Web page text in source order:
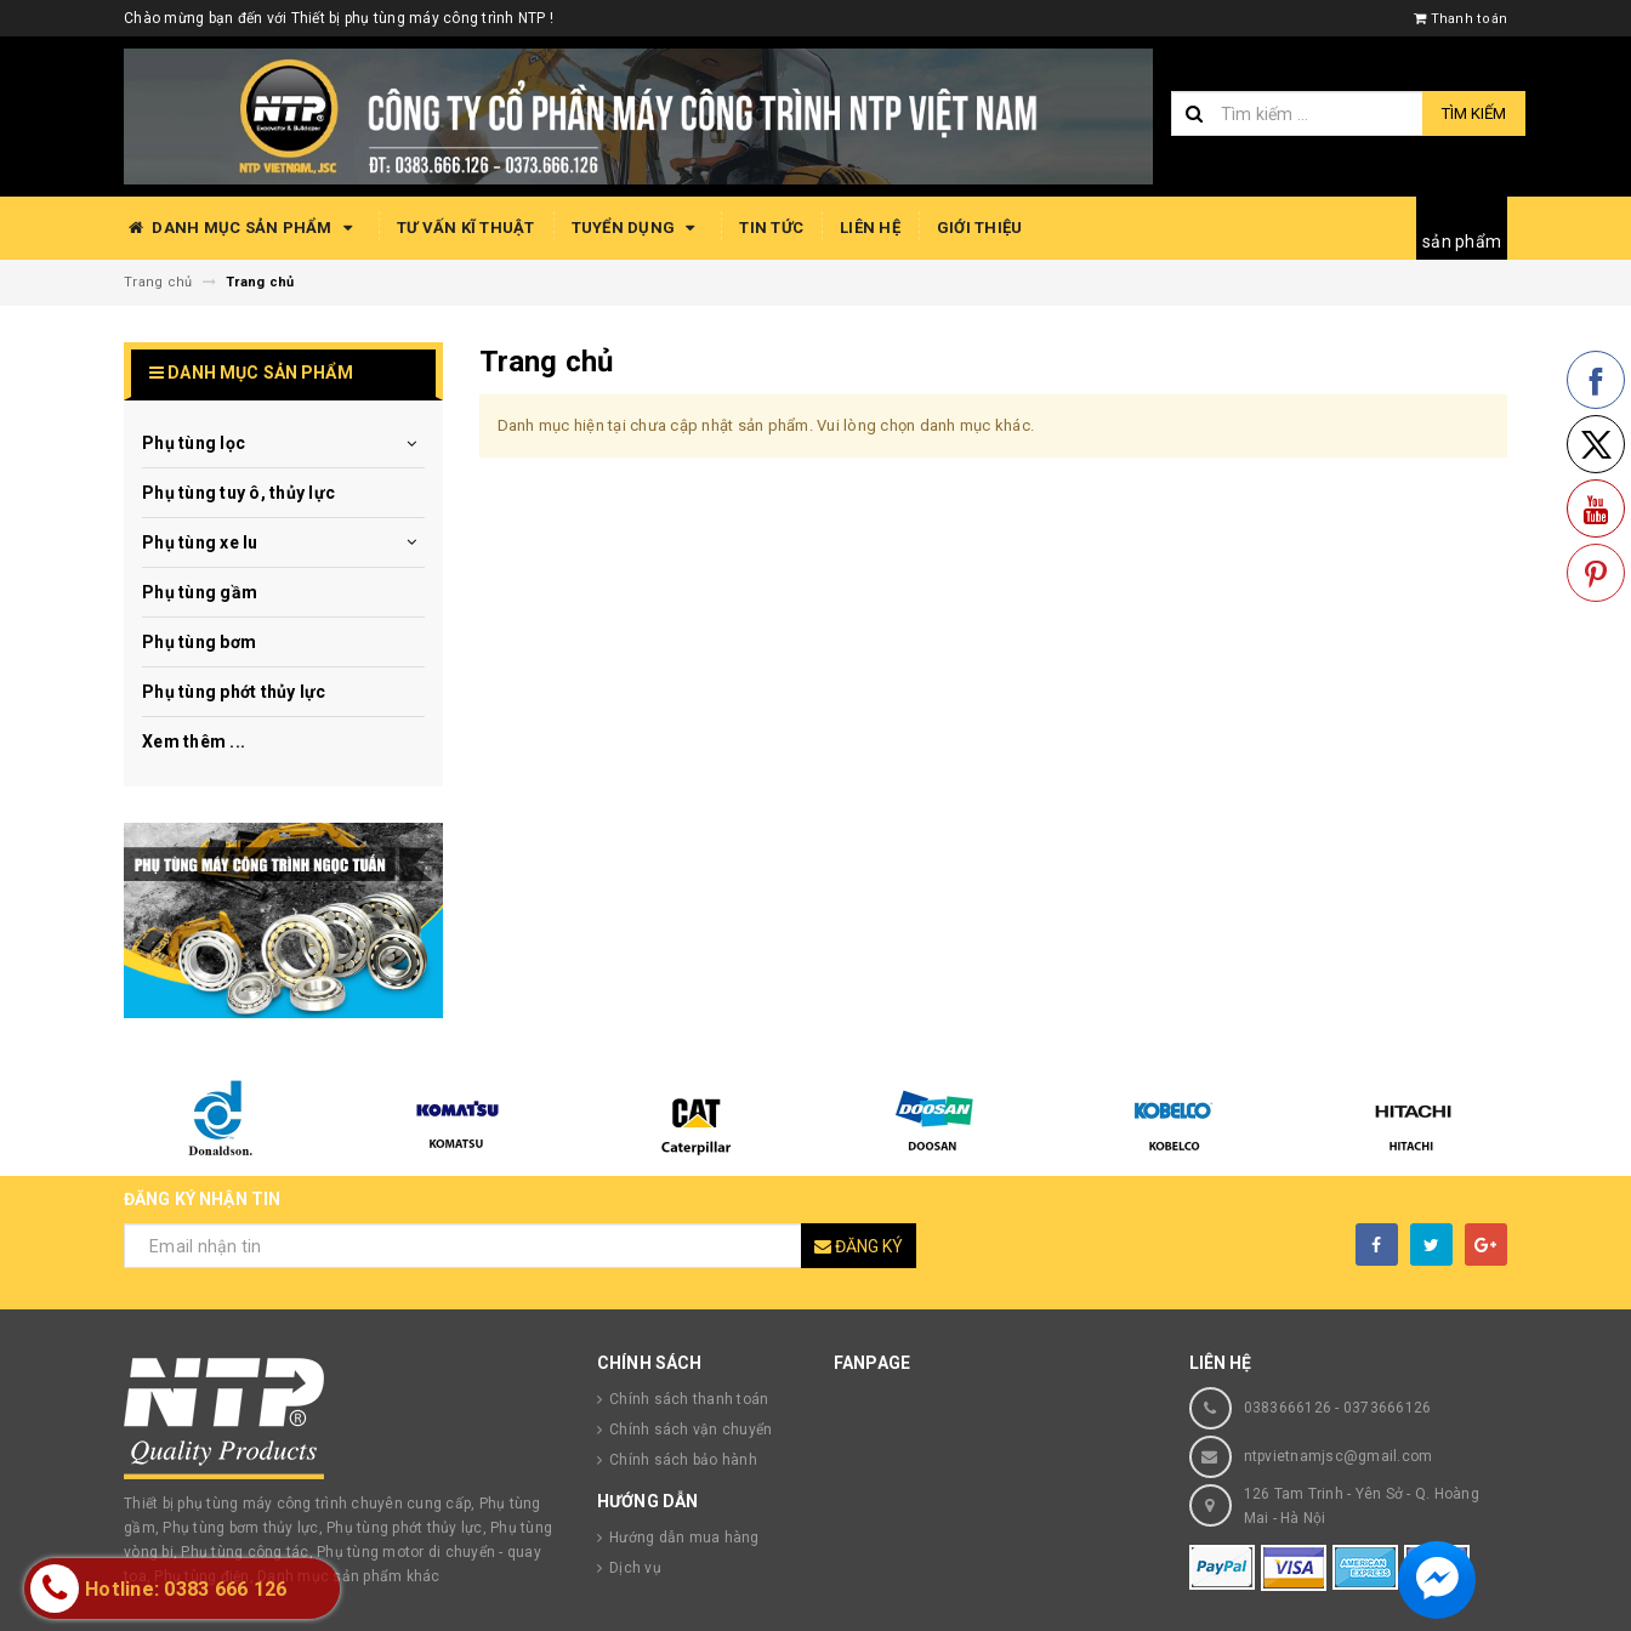
Chào mừng bạn đến với Thiết bị phụ tùng máy công trình NTP ! Thanh toán
TÌM KIẾM
DANH MỤC SẢN PHẨM TƯ VẤN KĨ THUẬT TUYỂN DỤNG TIN TỨC LIÊN HỆ GIỚI THIỆU
sản phẩm
Trang chủ Trang chủ
Trang chủ
Danh mục hiện tại chưa cập nhật sản phẩm. Vui lòng chọn danh mục khác.
DANH MỤC SẢN PHẨM
Phụ tùng lọc
Phụ tùng tuy ô, thủy lực
Phụ tùng xe lu
Phụ tùng gầm
Phụ tùng bơm
Phụ tùng phớt thủy lực
Xem thêm ...
ĐĂNG KÝ NHẬN TIN
ĐĂNG KÝ
Thiết bị phụ tùng máy công trình chuyên cung cấp, Phụ tùng
gầm, Phụ tùng bơm thủy lực, Phụ tùng phớt thủy lực, Phụ tùng
vòng bi, Phụ tùng công tác, Phụ tùng motor di chuyển - quay
toa, Phụ tùng điện, Danh mục sản phẩm khác
CHÍNH SÁCH
Chính sách thanh toán
Chính sách vận chuyển
Chính sách bảo hành
HƯỚNG DẪN
Hướng dẫn mua hàng
Dịch vụ
FANPAGE LIÊN HỆ
0383666126 - 0373666126
ntpvietnamjsc@gmail.com
126 Tam Trinh - Yên Sở - Q. Hoàng
Mai - Hà Nội
Hotline: 0383 666 126